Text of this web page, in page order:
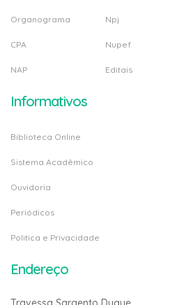
Organograma
CPA
NAP
Npj
Nupef
Editais
Informativos
Biblioteca Online
Sistema Acadêmico
Ouvidoria
Periódicos
Politica e Privacidade
Endereço